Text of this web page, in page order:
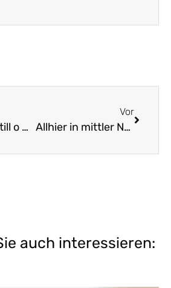
Still o Erde, still o Himmel
Vor
Allhier in mittler Nacht
auch interessieren: